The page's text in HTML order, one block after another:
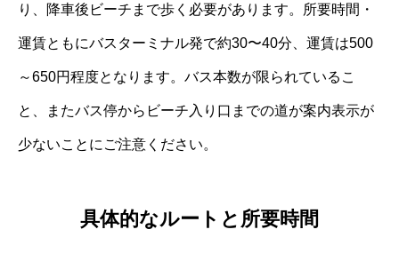
り、降車後ビーチまで歩く必要があります。所要時間・
運賃ともにバスターミナル発で約30〜40分、運賃は500
～650円程度となります。バス本数が限られているこ
と、またバス停からビーチ入り口までの道が案内表示が
少ないことにご注意ください。
具体的なルートと所要時間